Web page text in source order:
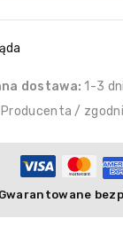
dostawa: 1-3
Producenta /
Gwarantowane